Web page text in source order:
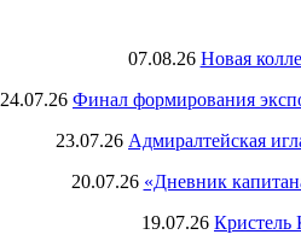
07.08.26 Новая
24.07.26 Финал формирования
23.07.26 Адмиралтейская
20.07.26 «Дневник
19.07.26 Кристель